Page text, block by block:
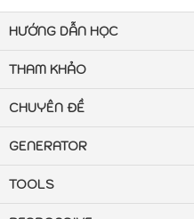
HƯỚNG DẪN HỌC
THAM KHẢO
CHUYÊN ĐỀ
GENERATOR
TOOLS